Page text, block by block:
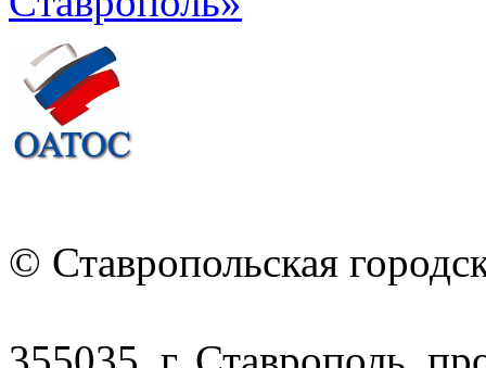
© Ставропольская